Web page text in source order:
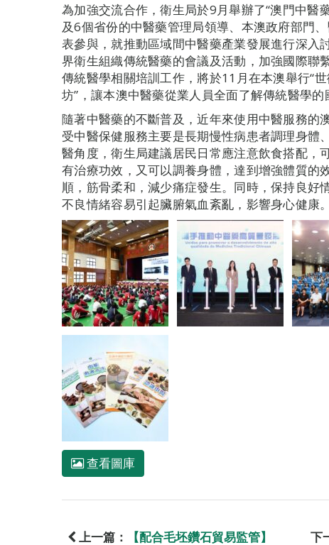
為加強交流合作，衛生局於9月舉辦了“澳門中醫
及6個省份的中醫藥管理局領導、本澳政府部門
表參與，就推動區域間中醫藥產業發展進行深入
界衛生組織傳統醫藥的會議及活動，加強國際聯
傳統醫學相關培訓工作，將於11月在本澳舉行“
坊”，讓本澳中醫藥從業人員全面了解傳統醫學的
隨著中醫藥的不斷普及，近年來使用中醫服務的
受中醫保健服務主要是長期慢性病患者調理身體
醫角度，衛生局建議居民日常應注意飲食搭配，
有治療功效，又可以調養身體，達到增強體質的
順，筋骨柔和，減少痛症發生。同時，保持良好
不良情緒容易引起臟腑氣血紊亂，影響身心健康。
查看圖庫
上一篇： 【配合毛坯鑽石貿易監管】 下